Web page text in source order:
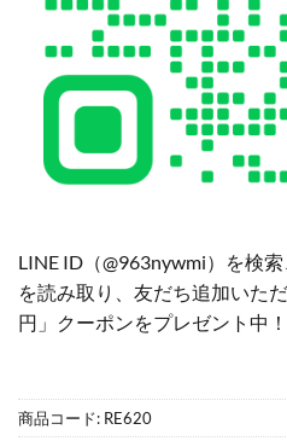
LINE ID（@963nywmi）を検
を読み取り、友だち追加いた
円」クーポンをプレゼント中！
商品コード: RE620